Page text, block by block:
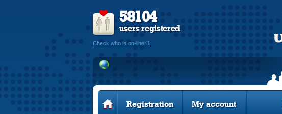
58104
users registered
Check who is on-line: 1
Registration My account